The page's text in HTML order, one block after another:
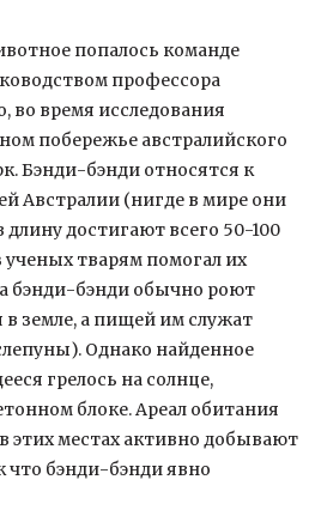
попалось команде
профессора
во время исследования
побережье австралийского
Бэнди-бэнди относятся к
Австралии (нигде в мире они
длину достигают всего 50-100
ученых тварям помогал их
бэнди-бэнди обычно роют
земле, а пищей им служат
Однако найденное
грелось на солнце,
блоке. Ареал обитания
этих местах активно добывают
что бэнди-бэнди явно